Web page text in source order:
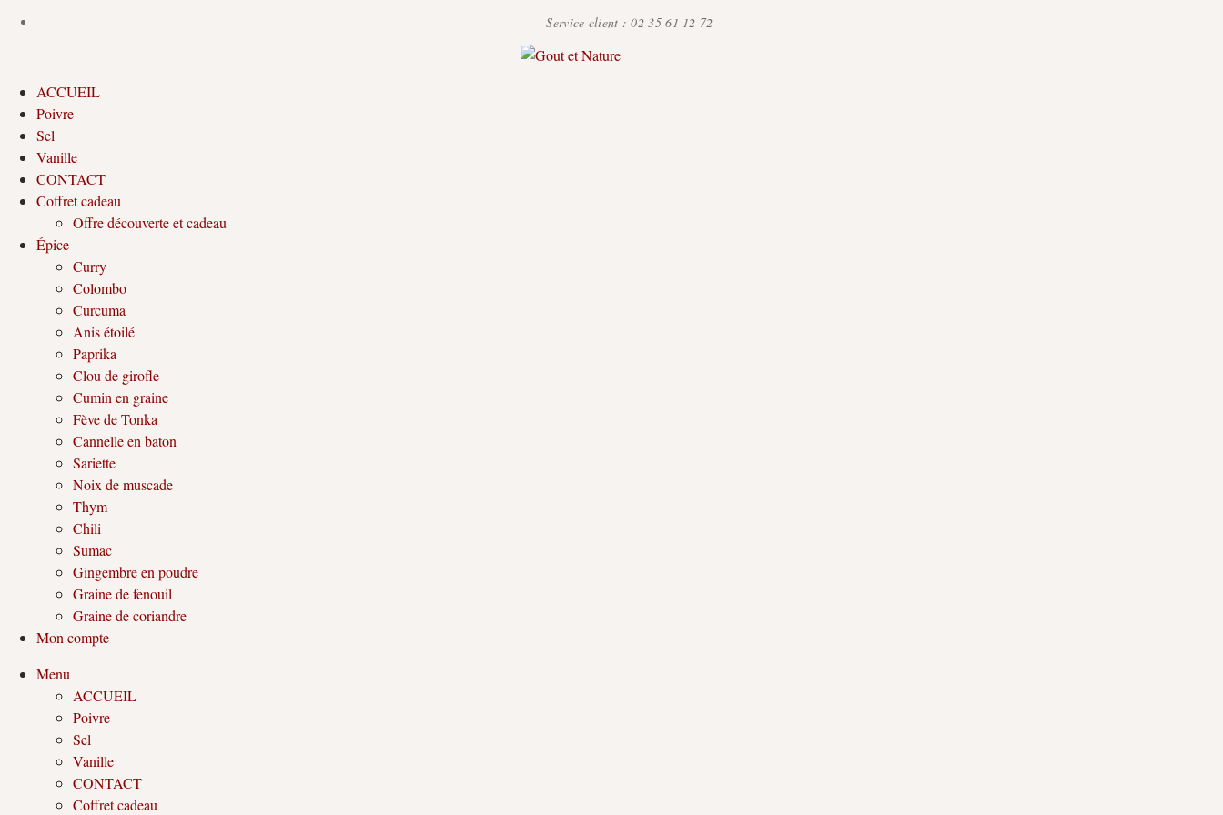
Service client :02 35 61 12 72
ACCUEIL
Poivre
Sel
Vanille
CONTACT
Coffret cadeau
Offre découverte et cadeau
Épice
Curry
Colombo
Curcuma
Anis étoilé
Paprika
Clou de girofle
Cumin en graine
Fève de Tonka
Cannelle en baton
Sariette
Noix de muscade
Thym
Chili
Sumac
Gingembre en poudre
Graine de fenouil
Graine de coriandre
Mon compte
Menu
ACCUEIL
Poivre
Sel
Vanille
CONTACT
Coffret cadeau